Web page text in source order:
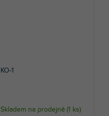
KO-1
Skladem na prodejně (1 ks)